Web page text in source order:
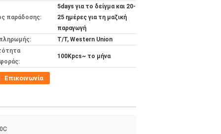
παράδοσης:
5days για το δείγμα και 20-
25 ημέρες για τη μαζική
παραγωγή
T/T, Western Union
100Kpcs~ το μήνα
Επικοινωνία